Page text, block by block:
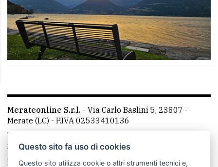
Merateonline S.r.l. - Via Carlo Baslini 5, 23807 -
Merate (LC) - P.IVA 02533410136
Telefono:
mail: redazione@leccoonline.com
La redazione
MerateOnline CasateOnline
RSS
Questo sito fa uso di cookies
Questo sito utilizza cookie o altri strumenti tecnici e,